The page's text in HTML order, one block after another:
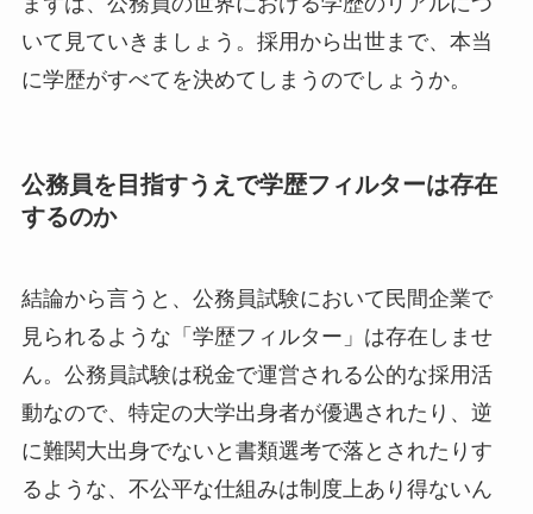
いて見ていきましょう。採用から出世まで、本当
に学歴がすべてを決めてしまうのでしょうか。
公務員を目指すうえで学歴フィルターは存在
するのか
結論から言うと、公務員試験において民間企業で
見られるような「学歴フィルター」は存在しませ
ん。公務員試験は税金で運営される公的な採用活
動なので、特定の大学出身者が優遇されたり、逆
に難関大出身でないと書類選考で落とされたりす
るような、不公平な仕組みは制度上あり得ないん